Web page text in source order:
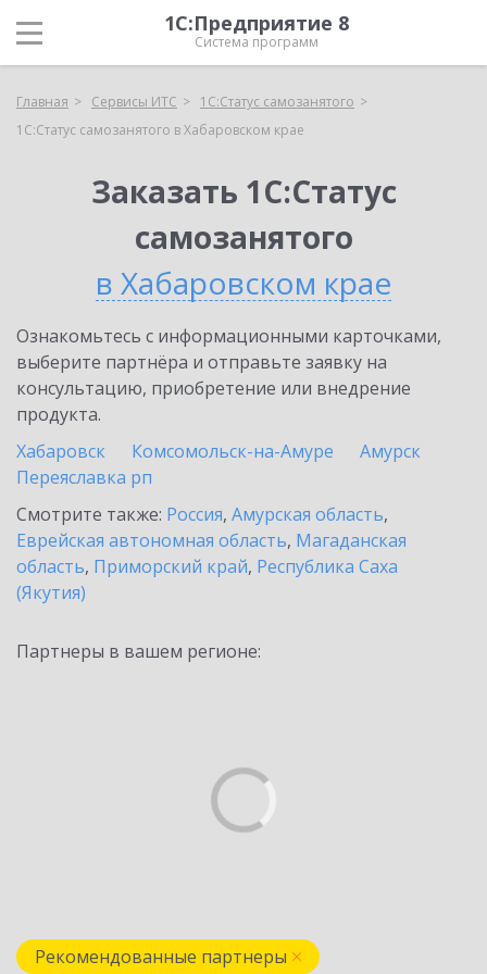
1С:Предприятие 8
Система программ
Главная Сервисы ИТС
1С:Статус самозанятого
1С:Статус самозанятого в Хабаровском крае
Заказать 1С:Статус
самозанятого
в Хабаровском крае
Ознакомьтесь с информационными карточками,
выберите партнёра и отправьте заявку на
консультацию, приобретение или внедрение
продукта.
Хабаровск
Комсомольск-на-Амуре
Амурск
Переяславка рп
Смотрите также: Россия, Амурская область,
Еврейская автономная область, Магаданская
область, Приморский край, Республика Саха
(Якутия)
Партнеры в вашем регионе:
Рекомендованные партнеры